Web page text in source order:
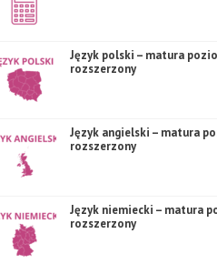
Język polski – matura
rozszerzony
Język angielski – matura
rozszerzony
Język niemiecki – matura
rozszerzony